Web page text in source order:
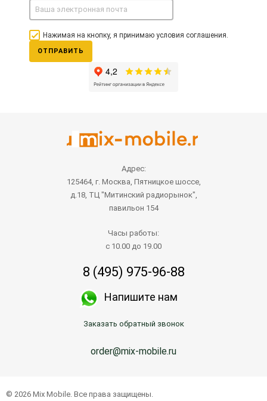
Нажимая на кнопку, я принимаю условия соглашения.
ОТПРАВИТЬ
Адрес:
125464, г. Москва, Пятницкое шоссе,
д.18, ТЦ "Митинский радиорынок",
павильон 154
Часы работы:
с 10.00 до 19.00
8 (495) 975-96-88
Напишите нам
Заказать обратный звонок
order@mix-mobile.ru
© 2026 Mix Mobile. Все права защищены.